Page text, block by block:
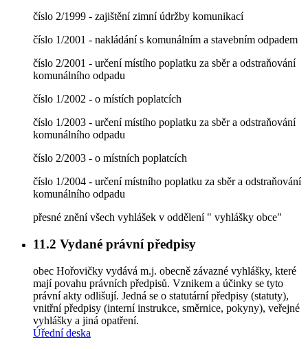
číslo 2/1999 - zajištění zimní údržby komunikací
číslo 1/2001 - nakládání s komunálním a stavebním odpadem
číslo 2/2001 - určení místího poplatku za sběr a odstraňování
komunálního odpadu
číslo 1/2002 - o místích poplatcích
číslo 1/2003 - určení místího poplatku za sběr a odstraňování
komunálního odpadu
číslo 2/2003 - o místních poplatcích
číslo 1/2004 - určení místního poplatku za sběr a odstraňování
komunálního odpadu
přesné znění všech vyhlášek v oddělení " vyhlášky obce"
11.2 Vydané právní předpisy
obec Hořovičky vydává m.j. obecně závazné vyhlášky, které
mají povahu právních předpisů. Vznikem a účinky se tyto
právní akty odlišují. Jedná se o statutární předpisy (statuty),
vnitřní předpisy (interní instrukce, směrnice, pokyny), veřejné
vyhlášky a jiná opatření.
Úřední deska